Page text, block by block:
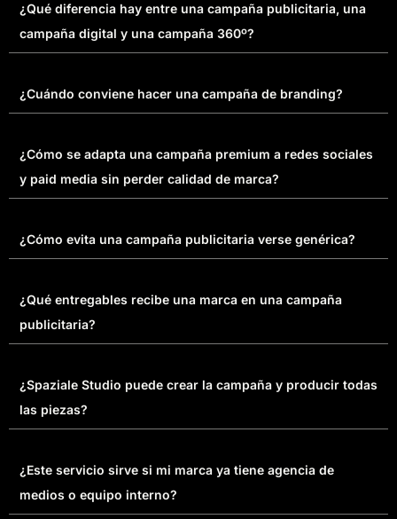
¿Qué diferencia hay entre una campaña publicitaria, una
campaña digital y una campaña 360º?
¿Cuándo conviene hacer una campaña de branding?
¿Cómo se adapta una campaña premium a redes sociales
y paid media sin perder calidad de marca?
¿Cómo evita una campaña publicitaria verse genérica?
¿Qué entregables recibe una marca en una campaña
publicitaria?
¿Spaziale Studio puede crear la campaña y producir todas
las piezas?
¿Este servicio sirve si mi marca ya tiene agencia de
medios o equipo interno?